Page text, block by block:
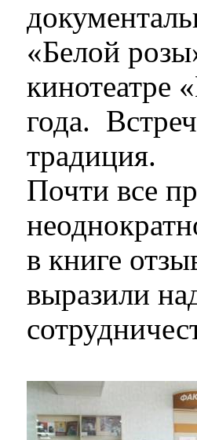
«Белой
кинотеатре
года.
традиция.
Почти все
в книге
выразили